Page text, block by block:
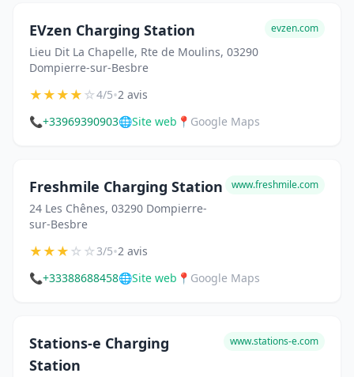
EVzen Charging Station
Lieu Dit La Chapelle, Rte de Moulins, 03290
Dompierre-sur-Besbre
evzen.com
★★★★☆4/5•2 avis
📞+33969390903🌐Site web 📍 Google Maps
Freshmile Charging Station
24 Les Chênes, 03290 Dompierre-
sur-Besbre
www.freshmile.com
★★★☆☆3/5•2 avis
📞+33388688458🌐Site web 📍 Google Maps
Stations-e Charging
Station
www.stations-e.com